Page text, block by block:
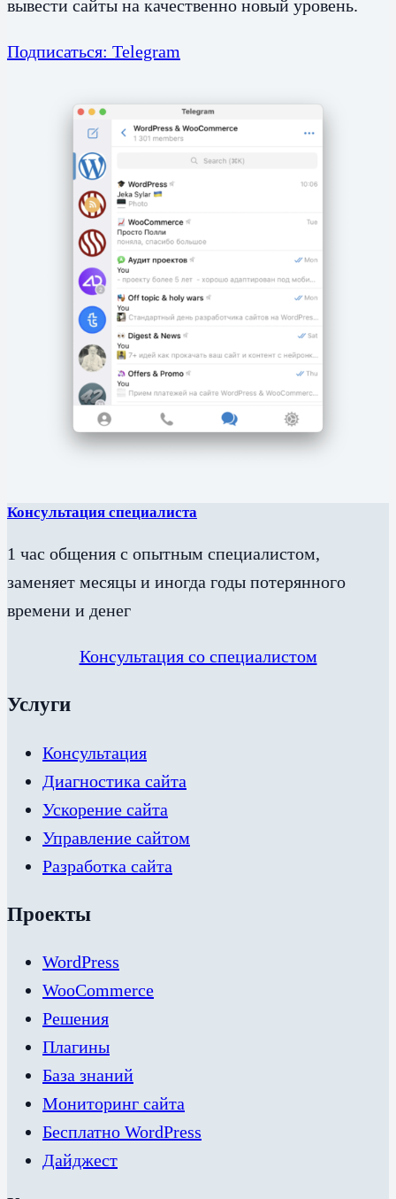
вывести сайты на качественно новый уровень.
Подписаться: Telegram
Консультация специалиста
1 час общения с опытным специалистом,
заменяет месяцы и иногда годы потерянного
времени и денег
Консультация со специалистом
Услуги
Консультация
Диагностика сайта
Ускорение сайта
Управление сайтом
Разработка сайта
Проекты
WordPress
WooCommerce
Решения
Плагины
База знаний
Мониторинг сайта
Бесплатно WordPress
Дайджест